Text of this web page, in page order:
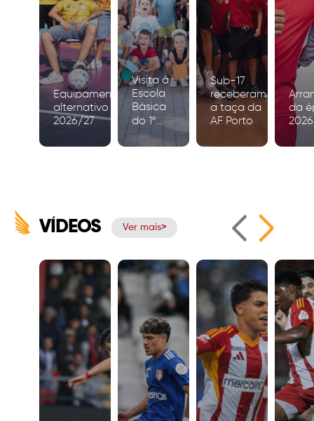
Equipamento
alternativo
2026/27
Visita à
Escola
Básica
do 1º
Ciclo de
Igreja
Sub-17
receberam
a taça da
AF Porto
da
VÍDEOS Ver mais